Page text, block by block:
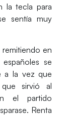
la tecla para
sentía muy
en
se
a la vez que
sirvió al
el partido
Renta